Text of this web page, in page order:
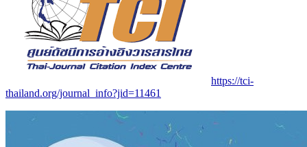
https://tci-
thailand.org/journal_info?jid=11461